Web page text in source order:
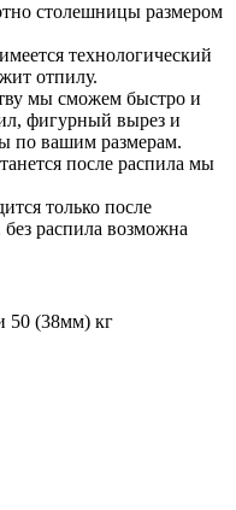
столешницы размером
технологический
отпилу.
мы сможем быстро и
фигурный вырез и
по вашим размерам.
после распила мы
только после
распила возможна
50 (38мм) кг